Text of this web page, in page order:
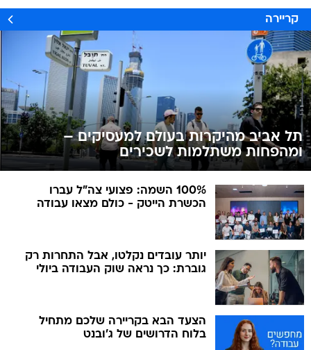
קריירה
תל אביב מהיקרות בעולם למעסיקים –
ומהפחות משתלמות לשכירים
100% השמה: פצועי צה"ל עברו
הכשרת הייטק - כולם מצאו עבודה
יותר עובדים נקלטו, אבל התחרות רק
גוברת: כך נראה שוק העבודה ביולי
הצעד הבא בקריירה שלכם מתחיל
בלוח הדרושים של ג'ובנט